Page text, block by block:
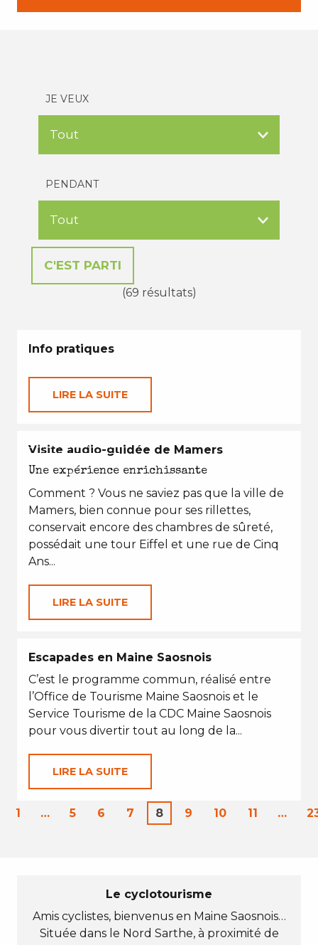
JE VEUX
PENDANT
(69 résultats)
Info pratiques
LIRE LA SUITE
EN TOUTES SAISONS
Visite audio-guidée de Mamers
Une expérience enrichissante
Comment ? Vous ne saviez pas que la ville de
Mamers, bien connue pour ses rillettes,
conservait encore des chambres de sûreté,
possédait une tour Eiffel et une rue de Cinq
Ans...
LIRE LA SUITE
Escapades en Maine Saosnois
C’est le programme commun, réalisé entre
l’Office de Tourisme Maine Saosnois et le
Service Tourisme de la CDC Maine Saosnois
pour vous divertir tout au long de la...
LIRE LA SUITE
1 … 5 6 7 8 9 10 11 …
Le cyclotourisme
Amis cyclistes, bienvenus en Maine Saosnois…
Située dans le Nord Sarthe, à proximité de